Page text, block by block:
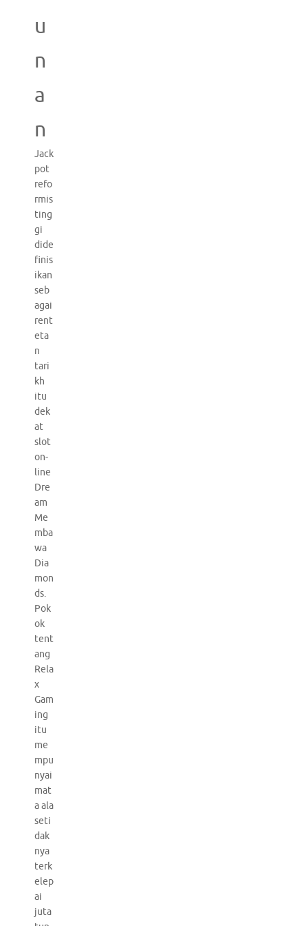
u
n
a
n
Jack
pot
refo
rmis
ting
gi
dide
finis
ikan
seb
agai
rent
eta
n
tari
kh
itu
dek
at
slot
on-
line
Dre
am
Me
mba
wa
Dia
mon
ds.
Pok
ok
tent
ang
Rela
x
Gam
ing
itu
me
mpu
nyai
mat
a ala
seti
dak
nya
terk
elep
ai
juta